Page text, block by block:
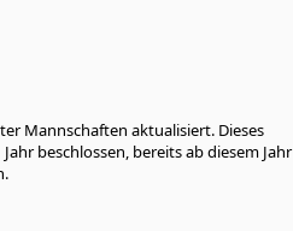
Mannschaften aktualisiert. Dieses
beschlossen, bereits ab diesem Jahr